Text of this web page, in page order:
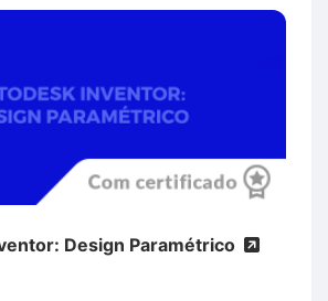
Design Paramétrico